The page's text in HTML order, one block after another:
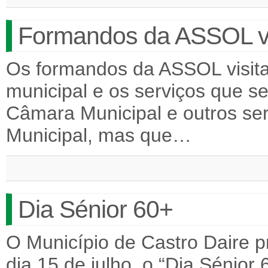
Formandos da ASSOL
Os formandos da ASSOL
municipal e os serviços que
Câmara Municipal e outros
Municipal, mas que…
Dia Sénior 60+
O Município de Castro Daire